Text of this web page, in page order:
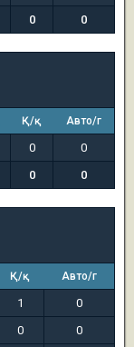
0 0
Қ/қ Авто/г
0
0
0 0
Қ/қ Авто/г
1
0
0
0